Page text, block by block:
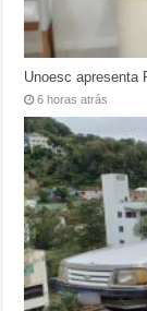
Unoesc apresenta
6 horas atrás